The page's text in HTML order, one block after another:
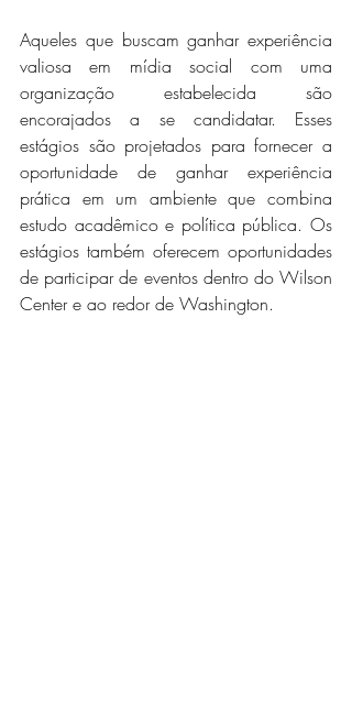
Aqueles que buscam ganhar experiência
valiosa em mídia social com uma
organização estabelecida são
encorajados a se candidatar. Esses
estágios são projetados para fornecer a
oportunidade de ganhar experiência
prática em um ambiente que combina
estudo acadêmico e política pública. Os
estágios também oferecem oportunidades
de participar de eventos dentro do Wilson
Center e ao redor de Washington.